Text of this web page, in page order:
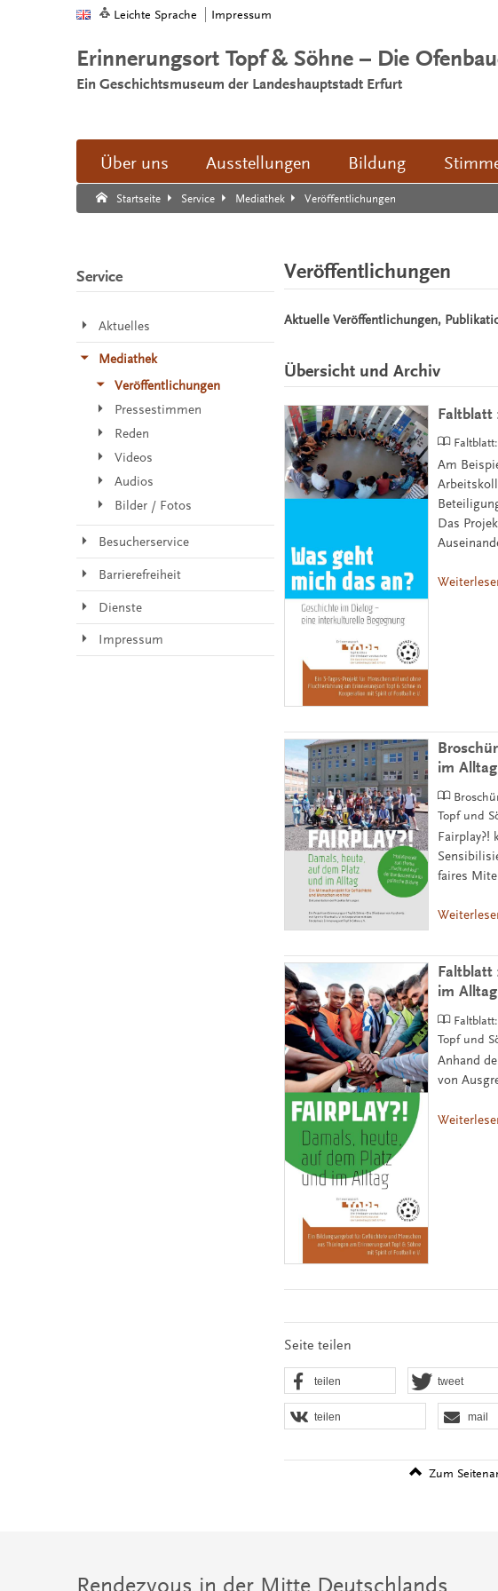
Leichte Sprache Impressum
Erinnerungsort Topf & Söhne – Die
Ein Geschichtsmuseum der Landeshauptstadt Erfurt
Über uns Ausstellungen Bildung
Startseite Service Mediathek Veröffentlichungen
Suche:
Suche Ende.
Veröffentlichungen
Aktuelle Veröffentlichungen,
Übersicht und Archiv
Faltblatt
Faltblatt:
Am
Das
im
Topf und
faires
Faltblatt
im
Faltblatt:
Topf und
Anhand
von
Seite teilen
teilen tweet
teilen mail
Zum
Service
Aktuelles
Mediathek
Veröffentlichungen
Pressestimmen
Reden
Videos
Audios
Bilder / Fotos
Besucherservice
Barrierefreiheit
Dienste
Impressum
Rendezvous in der Mitte Deutschlands